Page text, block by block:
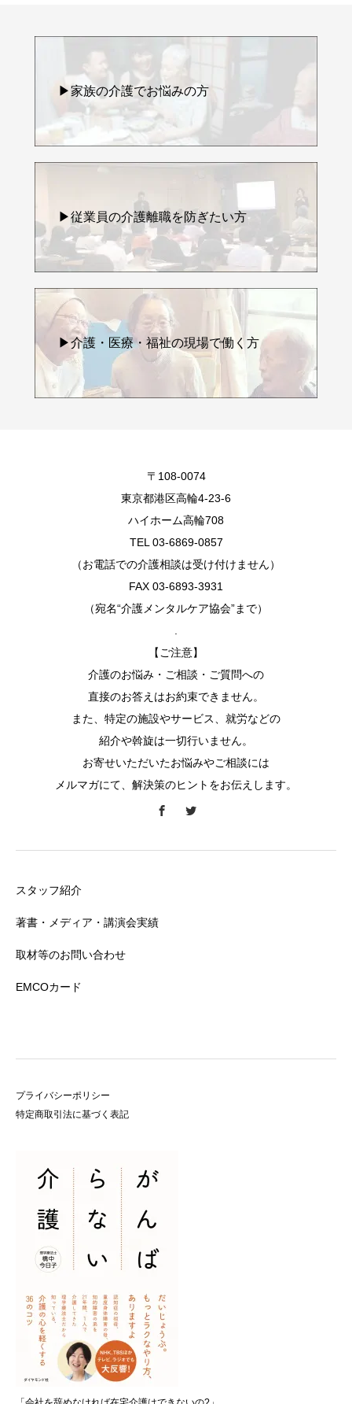
▶家族の介護でお悩みの方
▶従業員の介護離職を防ぎたい方
▶介護・医療・福祉の現場で働く方
〒108-0074
東京都港区高輪4-23-6
ハイホーム高輪708
TEL 03-6869-0857
（お電話での介護相談は受け付けません）
FAX 03-6893-3931
（宛名“介護メンタルケア協会”まで）
【ご注意】
介護のお悩み・ご相談・ご質問への
直接のお答えはお約束できません。
また、特定の施設やサービス、就労などの
紹介や斡旋は一切行いません。
お寄せいただいたお悩みやご相談には
メルマガにて、解決策のヒントをお伝えします。
スタッフ紹介
著書・メディア・講演会実績
取材等のお問い合わせ
EMCOカード
プライバシーポリシー
特定商取引法に基づく表記